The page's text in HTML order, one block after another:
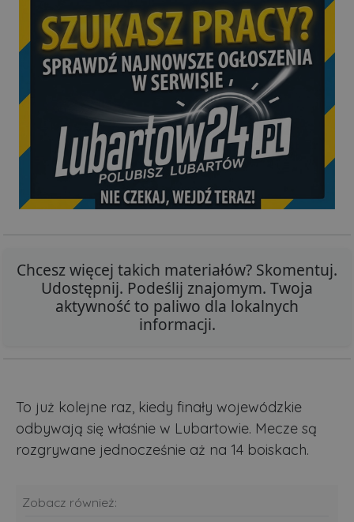
Chcesz więcej takich materiałów? Skomentuj.
Udostępnij. Podeślij znajomym. Twoja
aktywność to paliwo dla lokalnych
informacji.
To już kolejne raz, kiedy finały wojewódzkie
odbywają się właśnie w Lubartowie. Mecze są
rozgrywane jednocześnie aż na 14 boiskach.
Zobacz również: